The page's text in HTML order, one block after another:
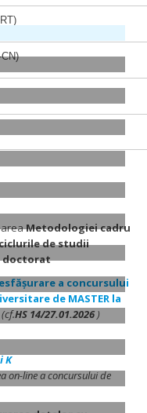
Metodologiei cadru
de studii
doctorat
a concursului
de MASTER la
HS 14/27.01.2026 )
K
on-line a concursului de